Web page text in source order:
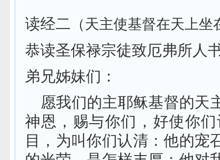
读经二 （天主使基督在天上
恭读圣保禄宗徒致厄弗所
弟兄姊妹们：
愿我们的主耶稣基督的天
神恩，赐与你们，好使你
目，为叫你们认清：他的宠